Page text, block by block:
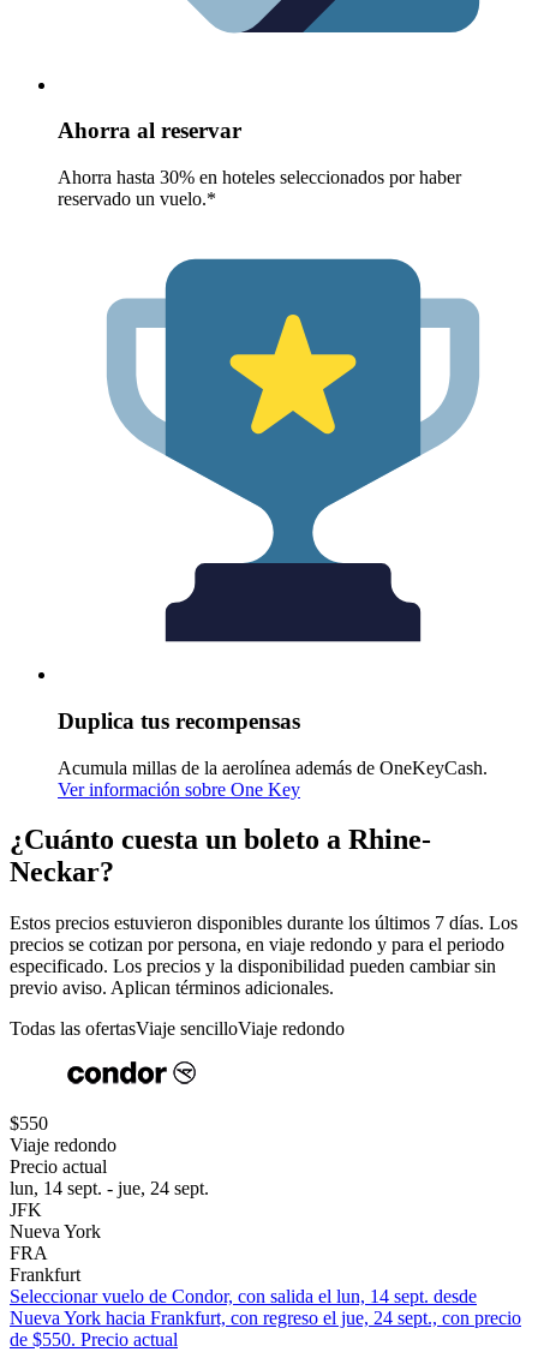
Ahorra al reservar
Ahorra hasta 30% en hoteles seleccionados por haber
reservado un vuelo.*
Duplica tus recompensas
Acumula millas de la aerolínea además de OneKeyCash.
Ver información sobre One Key
¿Cuánto cuesta un boleto a Rhine-
Neckar?
Estos precios estuvieron disponibles durante los últimos 7 días. Los
precios se cotizan por persona, en viaje redondo y para el periodo
especificado. Los precios y la disponibilidad pueden cambiar sin
previo aviso. Aplican términos adicionales.
Todas las ofertasViaje sencilloViaje redondo
$550
Viaje redondo
Precio actual
lun, 14 sept. - jue, 24 sept.
JFK
Nueva York
FRA
Frankfurt
Seleccionar vuelo de Condor, con salida el lun, 14 sept. desde
Nueva York hacia Frankfurt, con regreso el jue, 24 sept., con precio
de $550. Precio actual